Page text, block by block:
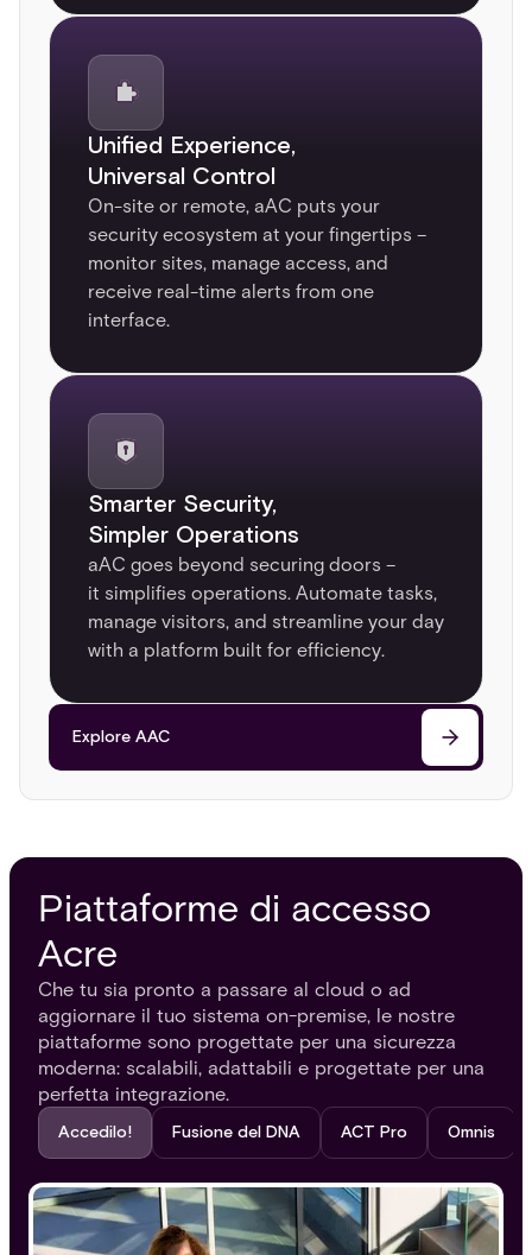
Unified Experience,
Universal Control​
On-site or remote, aAC puts your
security ecosystem at your fingertips –
monitor sites, manage access, and
receive real-time alerts from one
interface.
Smarter Security,
Simpler Operations​
aAC goes beyond securing doors –
it simplifies operations. Automate tasks,
manage visitors, and streamline your day
with a platform built for efficiency.
Explore AAC
Piattaforme di accesso
Acre
Che tu sia pronto a passare al cloud o ad
aggiornare il tuo sistema on-premise, le nostre
piattaforme sono progettate per una sicurezza
moderna: scalabili, adattabili e progettate per una
perfetta integrazione.
Accedilo! Fusione del DNA ACT Pro Omnis